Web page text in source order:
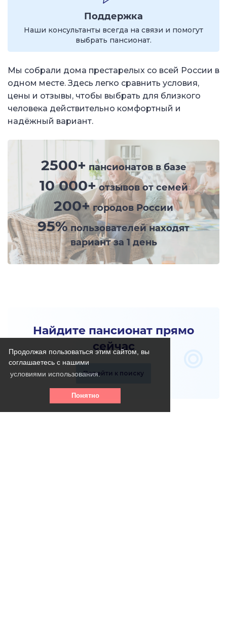
Продолжая пользоваться этим сайтом, вы
соглашаетесь с нашими
условиями использования.
Понятно
Поддержка
Наши консультанты всегда на связи и помогут
выбрать пансионат.
Мы собрали дома престарелых со всей России в
одном месте. Здесь легко сравнить условия,
цены и отзывы, чтобы выбрать для близкого
человека действительно комфортный и
надёжный вариант.
2500+ пансионатов в базе
10 000+отзывов от семей
200+городов России
95%пользователей находят
вариант за 1 день
Найдите пансионат прямо
сейчас
Перейти к поиску